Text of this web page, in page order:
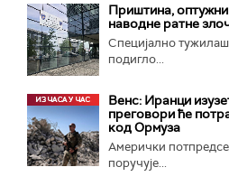
Приштина,
наводне ратне
Специјално
подигло...
Венс: Иранци
преговори ће
код Ормуза
Амерички
поручује...